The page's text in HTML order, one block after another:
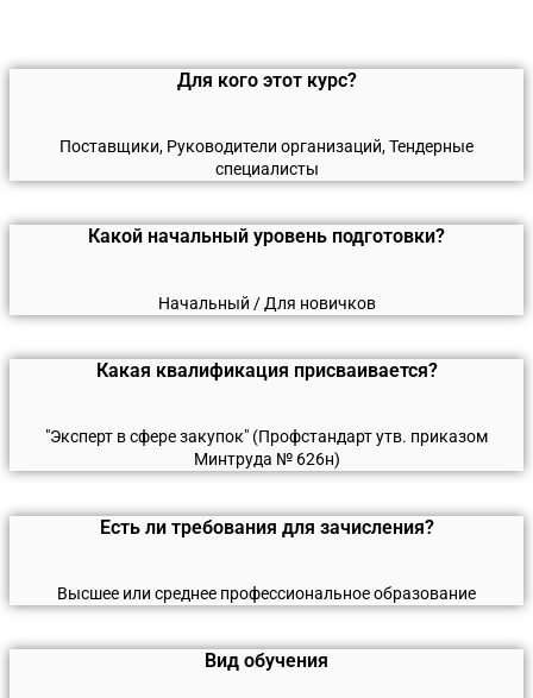
Для кого этот курс?
Поставщики, Руководители организаций, Тендерные
специалисты
Какой начальный уровень подготовки?
Начальный / Для новичков
Какая квалификация присваивается?
"Эксперт в сфере закупок" (Профстандарт утв. приказом
Минтруда № 626н)
Есть ли требования для зачисления?
Высшее или среднее профессиональное образование
Вид обучения